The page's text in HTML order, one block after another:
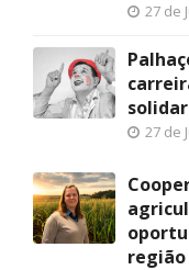
27 de
27 de
região